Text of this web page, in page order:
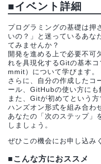
■イベント詳細
プログラミングの基礎は押
いの？」と迷っているあな
てみませんか？
開発を進める上で必要不可
れを具現化するGitの基本
mmit）について学びます。
さらに、自分の作成したコ
ール、GitHubの使い方にも
また、Gitが初めてという
ハンズオン形式を組み合わ
あなたの「次のステップ」
しましょう。
ぜひこの機会にお申し込み
■こんな方におススメ